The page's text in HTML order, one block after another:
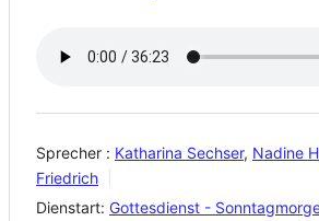
Sprecher : Katharina Sechser, Nadine
Friedrich
Dienstart: Gottesdienst -